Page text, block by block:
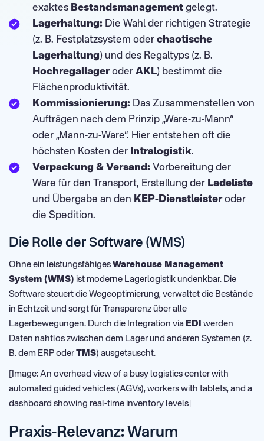
exaktes Bestandsmanagement gelegt.
Lagerhaltung: Die Wahl der richtigen Strategie
(z. B. Festplatzsystem oder chaotische
Lagerhaltung) und des Regaltyps (z. B.
Hochregallageroder AKL) bestimmt die
Flächenproduktivität.
Kommissionierung: Das Zusammenstellen von
Aufträgen nach dem Prinzip „Ware-zu-Mann“
oder „Mann-zu-Ware“. Hier entstehen oft die
höchsten Kosten der Intralogistik.
Verpackung & Versand: Vorbereitung der
Ware für den Transport, Erstellung der Ladeliste
und Übergabe an den KEP-Dienstleisteroder
die Spedition.
Die Rolle der Software (WMS)
Ohne ein leistungsfähiges Warehouse Management
System (WMS) ist moderne Lagerlogistik undenkbar. Die
Software steuert die Wegeoptimierung, verwaltet die Bestände
in Echtzeit und sorgt für Transparenz über alle
Lagerbewegungen. Durch die Integration via EDI werden
Daten nahtlos zwischen dem Lager und anderen Systemen (z.
B. dem ERP oder TMS) ausgetauscht.
[Image: An overhead view of a busy logistics center with
automated guided vehicles (AGVs), workers with tablets, and a
dashboard showing real-time inventory levels]
Praxis-Relevanz: Warum